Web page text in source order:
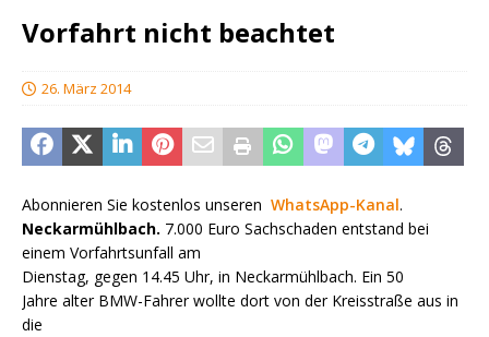
Vorfahrt nicht beachtet
26. März 2014
Abonnieren Sie kostenlos unseren WhatsApp-Kanal.
Neckarmühlbach. 7.000 Euro Sachschaden entstand bei
einem Vorfahrtsunfall am
Dienstag, gegen 14.45 Uhr, in Neckarmühlbach. Ein 50
Jahre alter BMW-Fahrer wollte dort von der Kreisstraße aus in
die